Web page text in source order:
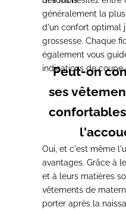
généralement la
d'un confort optimal
grossesse. Chaque
également vous
indications de coupe
Peut-on
ses
Oui, et c'est même
avantages. Grâce à
et à leurs matières
vêtements de
porter après la